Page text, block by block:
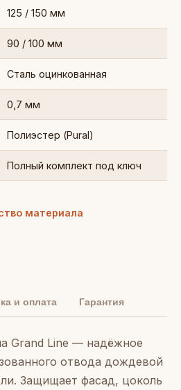
125 / 150 мм
90 / 100 мм
Сталь оцинкованная
0,7 мм
Полиэстер (Pural)
Полный комплект под ключ
материала
и оплата Гарантия
Grand Line — надёжное
отвода дождевой
Защищает фасад, цоколь